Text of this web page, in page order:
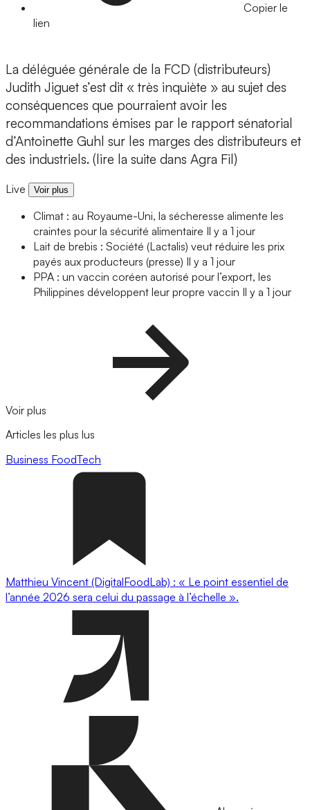
Copier le
lien
La déléguée générale de la FCD (distributeurs)
Judith Jiguet s’est dit « très inquiète » au sujet des
conséquences que pourraient avoir les
recommandations émises par le rapport sénatorial
d’Antoinette Guhl sur les marges des distributeurs et
des industriels. (lire la suite dans Agra Fil)
Live Voir plus
Climat : au Royaume-Uni, la sécheresse alimente les
craintes pour la sécurité alimentaire Il y a 1 jour
Lait de brebis : Société (Lactalis) veut réduire les prix
payés aux producteurs (presse) Il y a 1 jour
PPA : un vaccin coréen autorisé pour l’export, les
Philippines développent leur propre vaccin Il y a 1 jour
Voir plus
Articles les plus lus
Business FoodTech
Matthieu Vincent (DigitalFoodLab) : « Le point essentiel de
l’année 2026 sera celui du passage à l’échelle ».